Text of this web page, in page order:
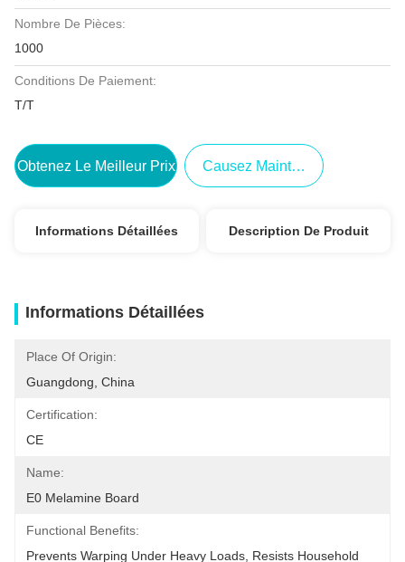
Nombre De Pièces:
1000
Conditions De Paiement:
T/T
Obtenez Le Meilleur Prix Causez Maintenant
Informations Détaillées Description De Produit
Informations Détaillées
Place Of Origin:
Guangdong, China
Certification:
CE
Name:
E0 Melamine Board
Functional Benefits:
Prevents Warping Under Heavy Loads, Resists Household